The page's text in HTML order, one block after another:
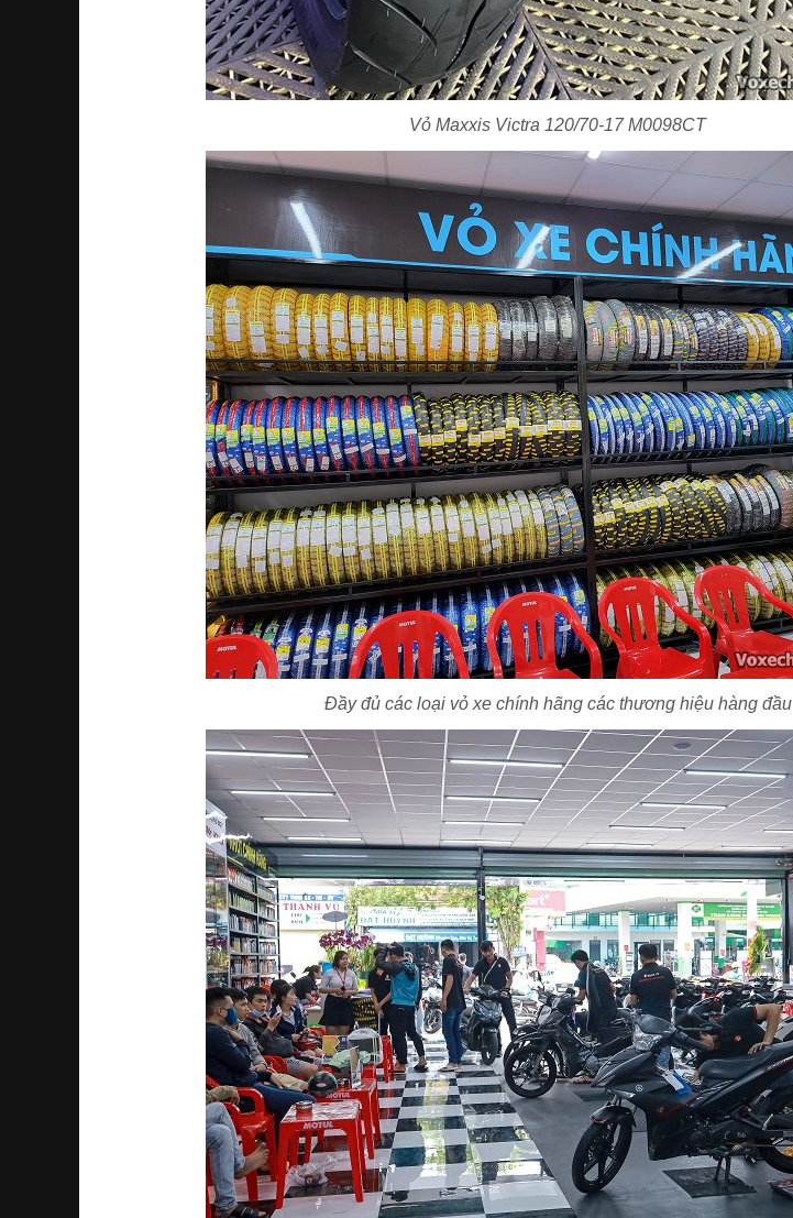
Vỏ Maxxis Victra 120/70-17 M0098CT
Đầy đủ các loại vỏ xe chính hãng các thương hiệu hàng đầu